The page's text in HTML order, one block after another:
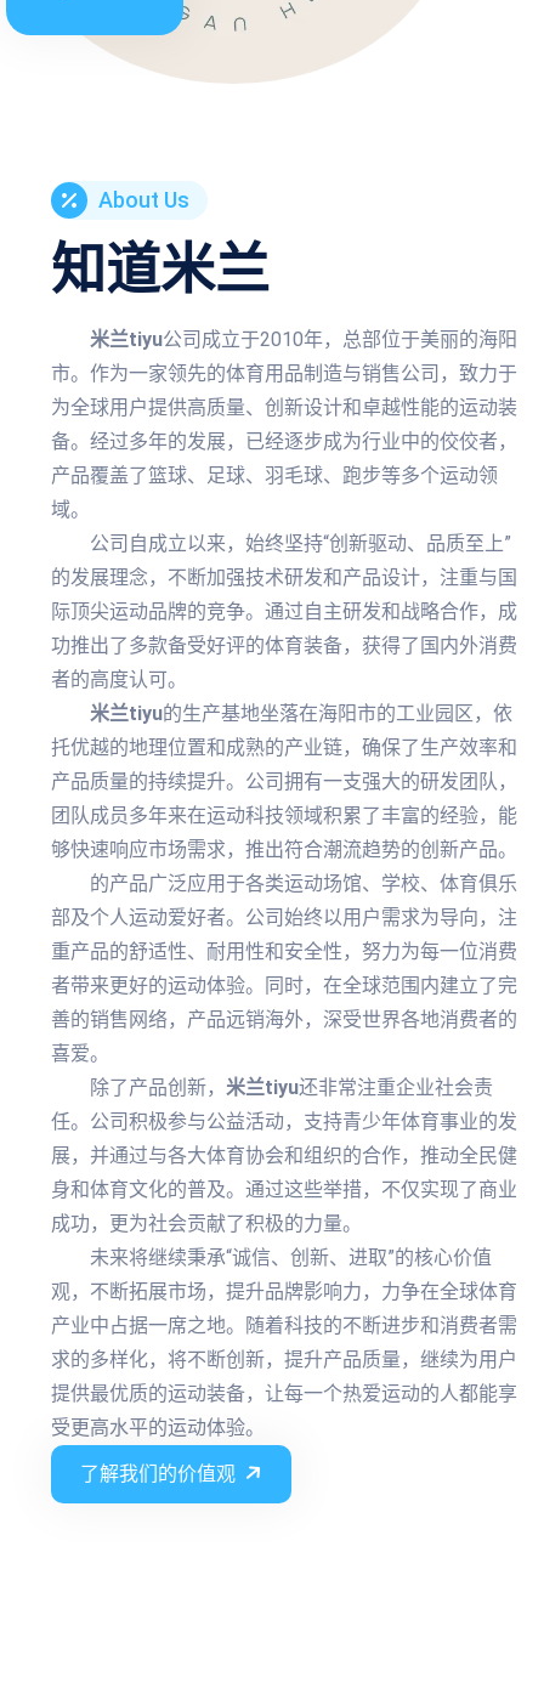
About Us
知道米兰
米兰tiyu公司成立于2010年，总部位于美丽的海阳
市。作为一家领先的体育用品制造与销售公司，致力于
为全球用户提供高质量、创新设计和卓越性能的运动装
备。经过多年的发展，已经逐步成为行业中的佼佼者，
产品覆盖了篮球、足球、羽毛球、跑步等多个运动领
域。
公司自成立以来，始终坚持“创新驱动、品质至上”
的发展理念，不断加强技术研发和产品设计，注重与国
际顶尖运动品牌的竞争。通过自主研发和战略合作，成
功推出了多款备受好评的体育装备，获得了国内外消费
者的高度认可。
米兰tiyu的生产基地坐落在海阳市的工业园区，依
托优越的地理位置和成熟的产业链，确保了生产效率和
产品质量的持续提升。公司拥有一支强大的研发团队，
团队成员多年来在运动科技领域积累了丰富的经验，能
够快速响应市场需求，推出符合潮流趋势的创新产品。
的产品广泛应用于各类运动场馆、学校、体育俱乐
部及个人运动爱好者。公司始终以用户需求为导向，注
重产品的舒适性、耐用性和安全性，努力为每一位消费
者带来更好的运动体验。同时，在全球范围内建立了完
善的销售网络，产品远销海外，深受世界各地消费者的
喜爱。
除了产品创新， 米兰tiyu还非常注重企业社会责
任。公司积极参与公益活动，支持青少年体育事业的发
展，并通过与各大体育协会和组织的合作，推动全民健
身和体育文化的普及。通过这些举措，不仅实现了商业
成功，更为社会贡献了积极的力量。
未来将继续秉承“诚信、创新、进取”的核心价值
观，不断拓展市场，提升品牌影响力，力争在全球体育
产业中占据一席之地。随着科技的不断进步和消费者需
求的多样化，将不断创新，提升产品质量，继续为用户
提供最优质的运动装备，让每一个热爱运动的人都能享
受更高水平的运动体验。
了解我们的价值观